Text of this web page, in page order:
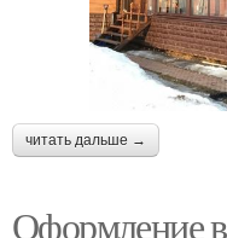
читать дальше →
Оформление